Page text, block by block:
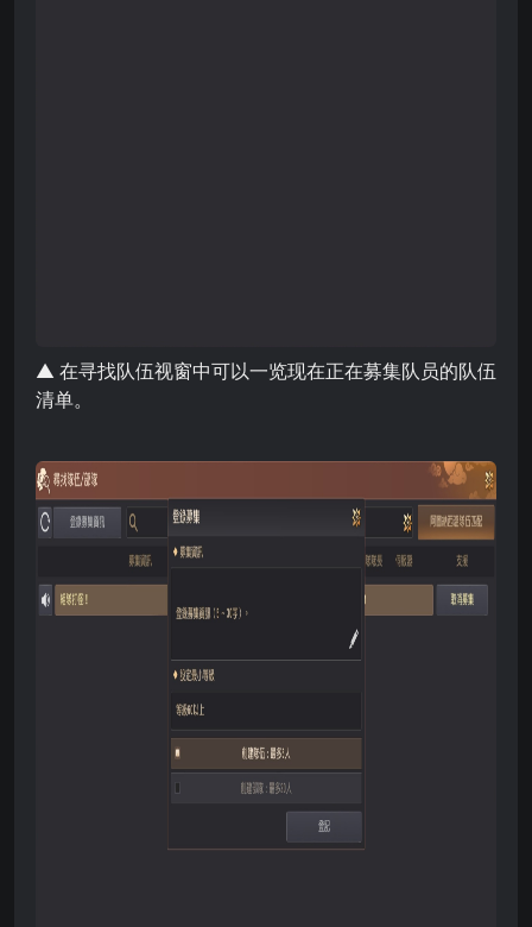
▲ 在寻找队伍视窗中可以一览现在正在募集队员的队伍
清单。